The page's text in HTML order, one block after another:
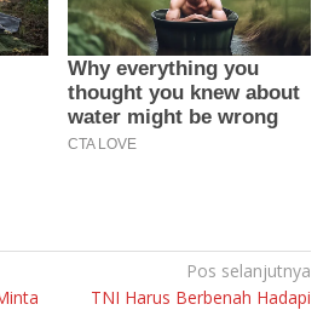
Pos selanjutnya
TNI Harus Berbenah Hadapi